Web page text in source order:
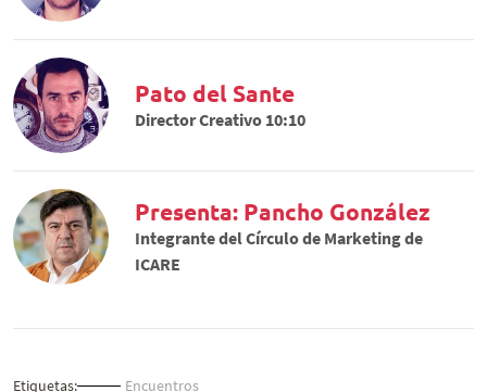
Pato del Sante
Director Creativo 10:10
Presenta: Pancho González
Integrante del Círculo de Marketing de
ICARE
Etiquetas: Encuentros